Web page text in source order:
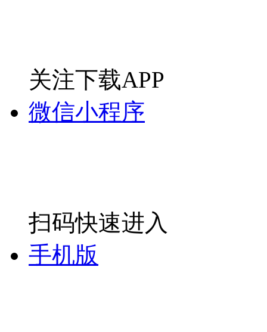
关注下载APP
微信小程序
扫码快速进入
手机版